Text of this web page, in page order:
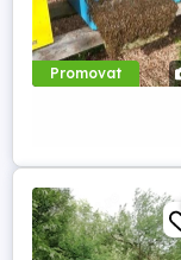
Promovat